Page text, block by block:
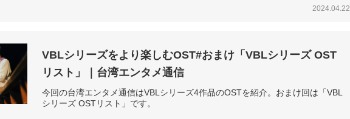
2024.04.22
VBLシリーズをより楽しむOST#おまけ「VBLシリーズ OST
リスト」｜台湾エンタメ通信
今回の台湾エンタメ通信はVBLシリーズ4作品のOSTを紹介。おまけ回は「VBL
シリーズ OSTリスト」です。